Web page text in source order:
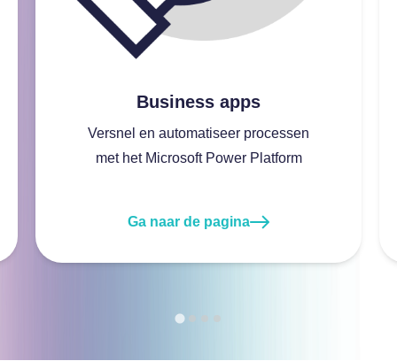
Business apps
Versnel en automatiseer processen
met het Microsoft Power Platform
Ga naar de pagina